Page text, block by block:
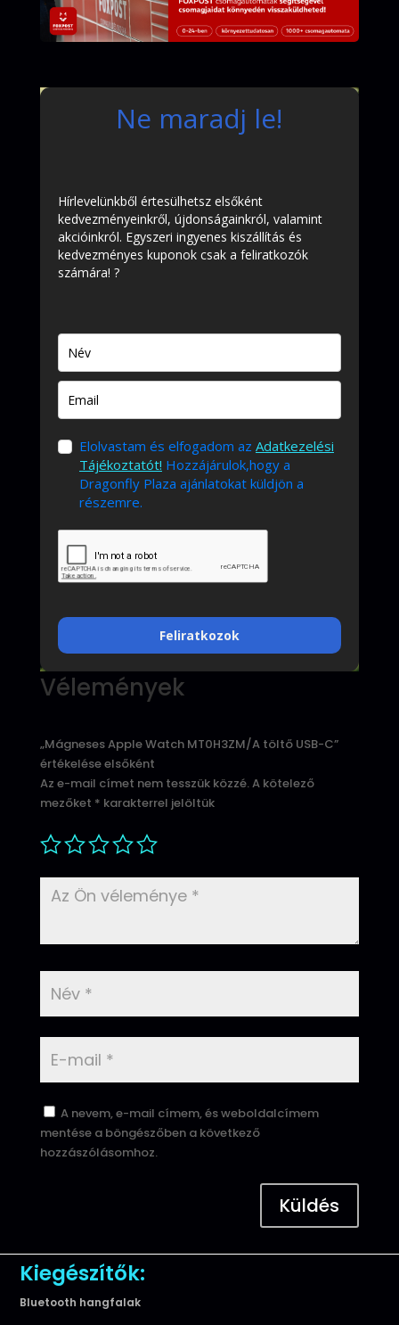
Ne maradj le!
Hírlevelünkből értesülhetsz elsőként
kedvezményeinkről, újdonságainkról, valamint
akcióinkról. Egyszeri ingyenes kiszállítás és
kedvezményes kuponok csak a feliratkozók
számára! ?
Elolvastam és elfogadom az Adatkezelési
Tájékoztatót! Hozzájárulok,hogy a
Dragonfly Plaza ajánlatokat küldjön a
részemre.
Feliratkozok
Vélemények
„Mágneses Apple Watch MT0H3ZM/A töltő USB-C”
értékelése elsőként
Az e-mail címet nem tesszük közzé.A kötelező
mezőket * karakterrel jelöltük
A nevem, e-mail címem, és weboldalcímem
mentése a böngészőben a következő
hozzászólásomhoz.
Küldés
Kiegészítők:
Bluetooth hangfalak